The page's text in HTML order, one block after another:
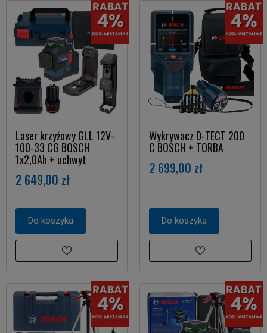
Laser krzyżowy GLL 12V-
100-33 CG BOSCH
1x2,0Ah + uchwyt
2 649,00 zł
Do koszyka
Wykrywacz D-TECT 200
C BOSCH + TORBA
2 699,00 zł
Do koszyka